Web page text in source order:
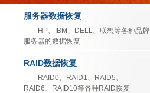
服务器数据恢复
HP、IBM、DELL、联想等各种品牌
服务器的数据恢复
RAID数据恢复
RAID0、RAID1、RAID5、
RAID6、RAID10等各种RAID恢复